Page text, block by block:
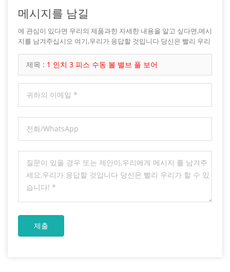
메시지를 남길
에 관심이 있다면 우리의 제품과한 자세한 내용을 알고 싶다면,메시
지를 남겨주십시오 여기,우리가 응답할 것입니다 당신은 빨리 우리
제목 : 1 인치 3 피스 수동 볼 밸브 풀 보어